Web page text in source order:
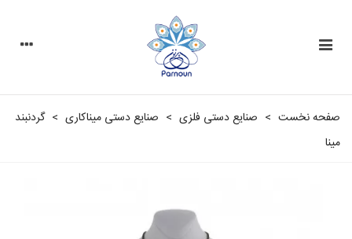
صفحه نخست > صنایع دستی فلزی > صنایع دستی مینا‌کاری > گردنبند
مینا